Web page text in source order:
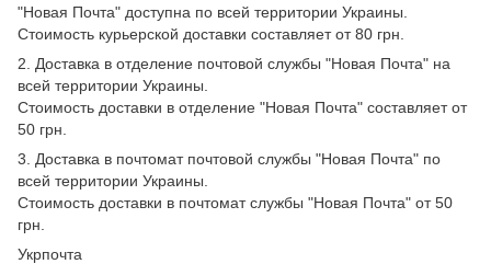
"Новая Почта" доступна по всей территории Украины.
Стоимость курьерской доставки составляет от 80 грн.
2. Доставка в отделение почтовой службы "Новая Почта" на
всей территории Украины.
Стоимость доставки в отделение "Новая Почта" составляет от
50 грн.
3. Доставка в почтомат почтовой службы "Новая Почта" по
всей территории Украины.
Стоимость доставки в почтомат службы "Новая Почта" от 50
грн.
Укрпочта